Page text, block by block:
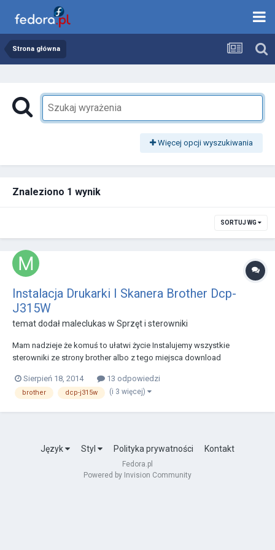
Strona główna
Więcej opcji wyszukiwania
Znaleziono 1 wynik
SORTUJ WG
Instalacja Drukarki I Skanera Brother Dcp-
J315W
temat dodałmaleclukas w Sprzęt i sterowniki
Mam nadzieje że komuś to ułatwi życie Instalujemy wszystkie
sterowniki ze strony brother albo z tego miejsca download
w terminalu brsaneconfig3 -q odnajdujemy nasz model w moim
przypadku 55 "DCP-J315W" dodajemy skane...
Sierpień 18, 2014 13 odpowiedzi
brother dcp-j315w (i 3 więcej)
Język Styl Polityka prywatności Kontakt
Fedora.pl
Powered by Invision Community